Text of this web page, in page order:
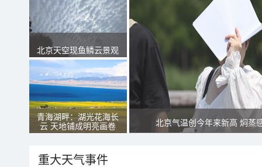
北京天空现鱼鳞云景观
青海湖畔：湖光花海长
云 天地铺成明亮画卷
北京气温创今年来新高 焖蒸
重大天气事件